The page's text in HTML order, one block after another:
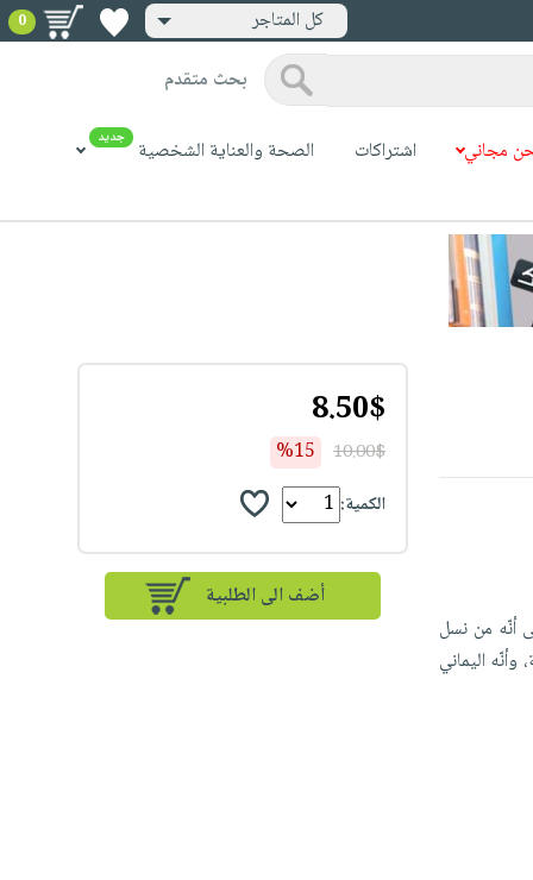
كل المتاجر 0
بحث متقدم
مجاني اشتراكات الصحة والعناية الشخصية جديد
أنّه من نسل
اليماني
8.50$
10.00$
%15
الكمية:
أضف الى الطلبية